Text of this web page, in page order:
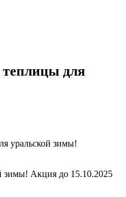
для
уральской зимы!
зимы! Акция до 15.10.2025